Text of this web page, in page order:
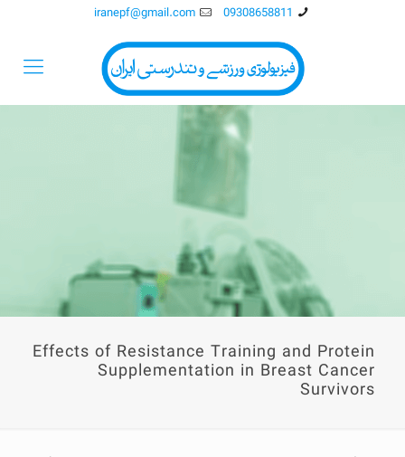
09308658811
iranepf@gmail.com
Effects of Resistance Training and Protein
Supplementation in Breast Cancer
Survivors